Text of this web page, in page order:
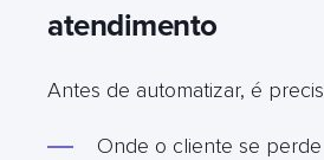
atendimento
Antes de automatizar, é
Onde o cliente se perde